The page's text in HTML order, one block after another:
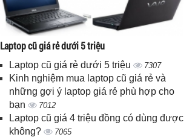
Laptop cũ giá rẻ dưới 5 triệu
Laptop cũ giá rẻ dưới 5 triệu 7307
Kinh nghiệm mua laptop cũ giá rẻ và
những gợi ý laptop giá rẻ phù hợp cho
bạn
7012
Laptop cũ giá 4 triệu đồng có dùng được
không?
7065